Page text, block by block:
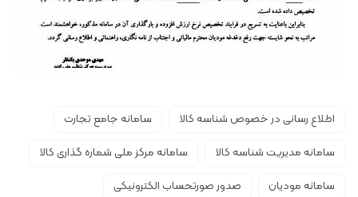
اطلاع رسانی در خصوص شناسه کالا
سامانه جامع تجارت
سامانه مدیریت شناسه کالا
سامانه مرکز ملی شماره گذاری کالا
سامانه مودیان
صدور صورتحساب الکترونیکی